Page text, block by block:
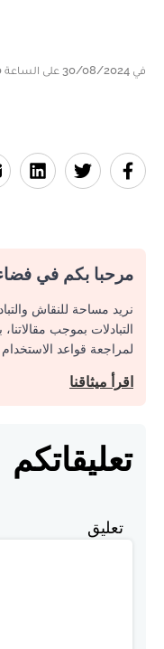
في 30/08/2024 على الساعة 17:30
مرحبا بكم في فضاء
نريد مساحة للنقاش
التبادلات بموجب
لمراجعة قواعد الاستخدام
اقرأ ميثاقنا
تعليقاتكم
تعليق